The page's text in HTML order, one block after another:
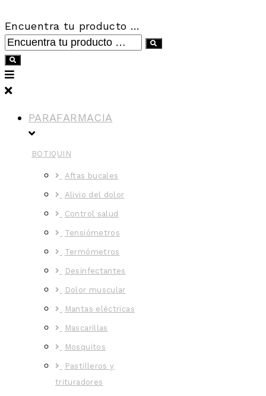
Encuentra tu producto …
PARAFARMACIA
BOTIQUIN
Aftas bucales
Alivio del dolor
Control salud
Tensiómetros
Termómetros
Desinfectantes
Dolor muscular
Mantas eléctricas
Mascarillas
Mosquitos
Pastilleros y
trituradores